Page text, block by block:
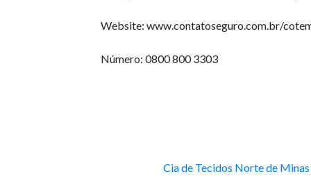
Website: www.contatoseguro.com.br/
Número: 0800 800 3303
Cia de Tecidos Norte de Minas